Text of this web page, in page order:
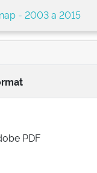
- 2003 a 2015
PDF